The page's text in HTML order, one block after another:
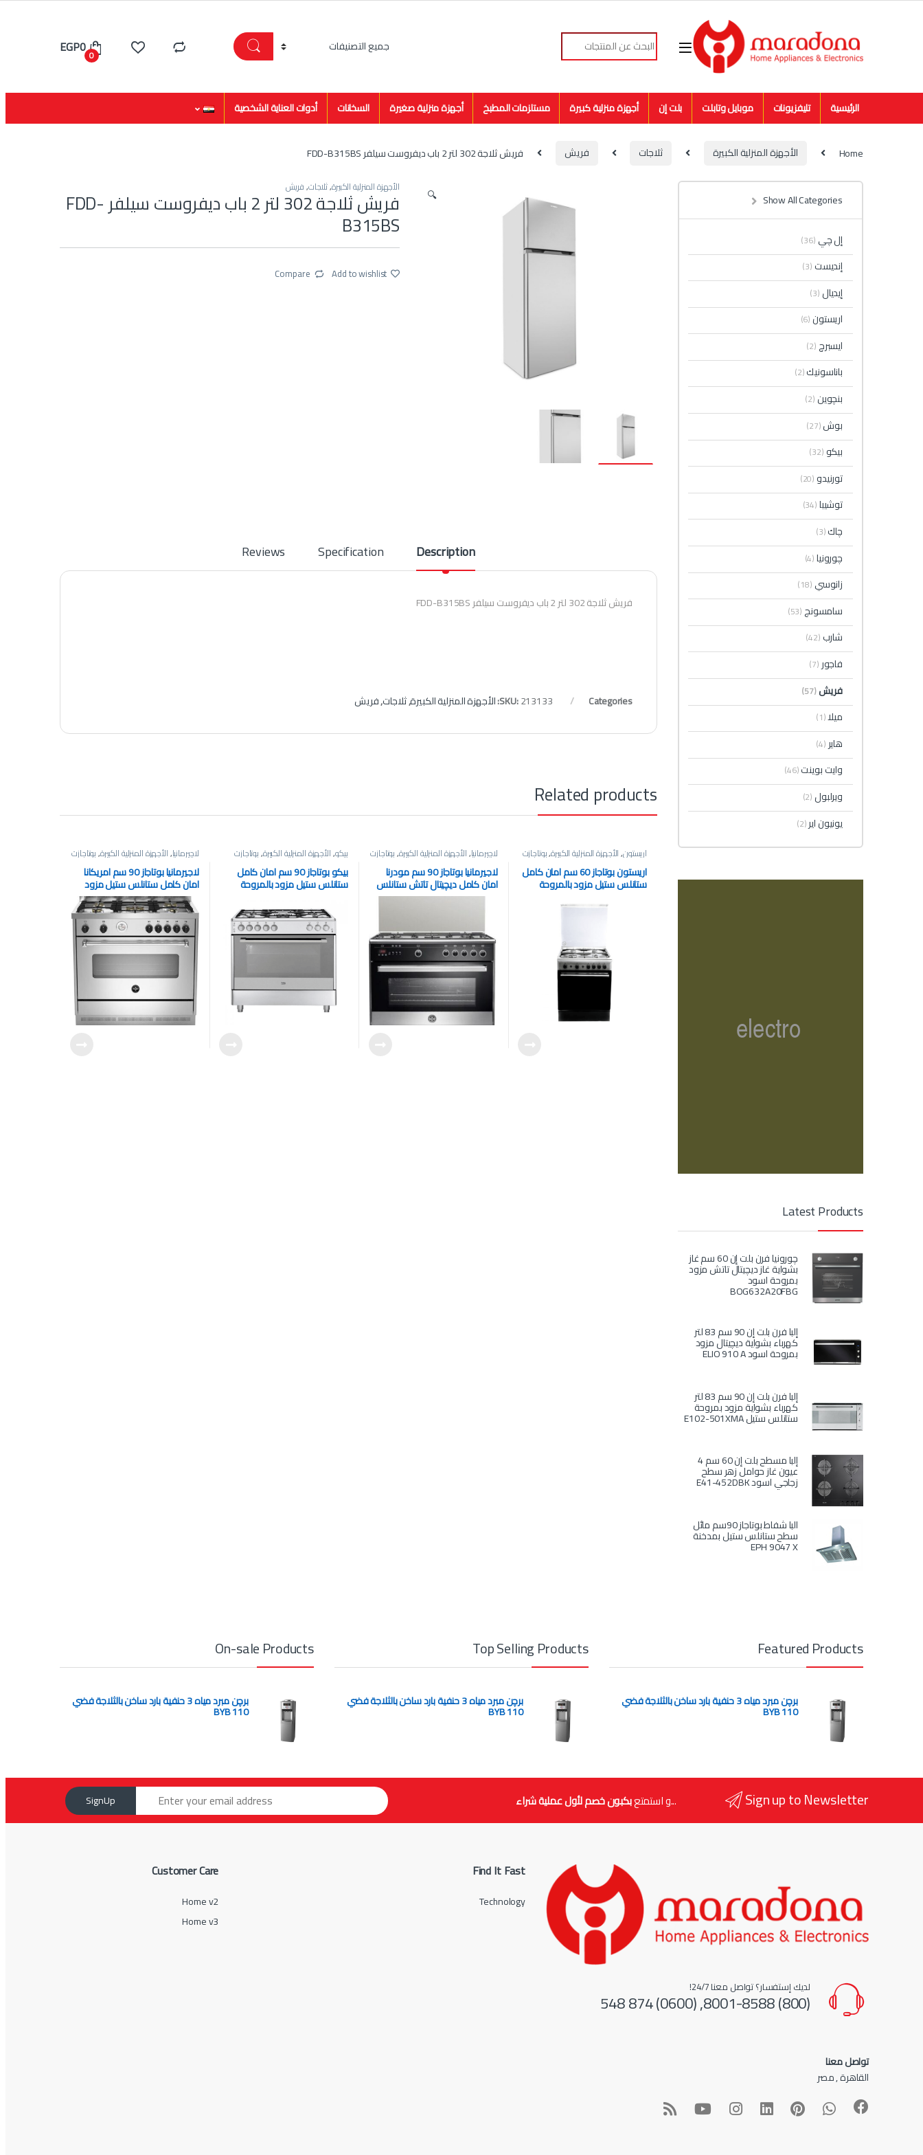
Skip to navigation
Skip to content
Search for:
0
EGP0
الرئيسية تليفزيونات موبايل وتابلت بلت إن أجهزة منزلية كبيرة مستلزمات المطبخ أجهزة منزلية صغيرة السخانات أدوات العناية الشخصية
Home الأجهزة المنزلية الكبيرة ثلاجات فريش فريش ثلاجة 302 لتر 2 باب ديفروست سيلفر FDD-B315BS
🔍 الأجهزة المنزلية الكبيرة,ثلاجات,فريش
فريش ثلاجة 302 لتر 2 باب ديفروست سيلفر FDD-
B315BS
Add to wishlist
Compare
Description
Specification
Reviews
فريش ثلاجة 302 لتر 2 باب ديفروست سيلفر FDD-B315BS
SKU:213133 Categories: الأجهزة المنزلية الكبيرة,ثلاجات,فريش
Related products
اريستون,الأجهزة المنزلية الكبيرة,بوتاجازت
اريستون بوتاجاز 60 سم امان كامل
ستانلس ستيل مزود بالمروحة
لاچيرمانيا,الأجهزة المنزلية الكبيرة,بوتاجازت
لاجيرمانيا بوتاجاز 90 سم مودرنا
امان كامل ديچيتال تاتش ستانلس
ستيل / اسود مزود بالمروحة
بيكو,الأجهزة المنزلية الكبيرة,بوتاجازت
بيكو بوتاجاز 90 سم امان كامل
ستانلس ستيل مزود بالمروحة
لاچيرمانيا,الأجهزة المنزلية الكبيرة,بوتاجازت
لاجيرمانيا بوتاجاز 90 سم امريكانا
امان كامل ستانلس ستيل مزود
بالمروحة بدون غطاء ايطالي
AMS95C81AX/1
Show All Categories
إل چي (36)
إنديست (3)
إيديال(3)
اريستون(6)
ايسبرچ (2)
باناسونيك(2)
بنچوين (2)
بوش(27)
بيكو(32)
تورنيدو(20)
توشيبا(34)
چاك(3)
چورونيا(4)
زانوسي (18)
سامسونج (53)
شارب (42)
فاجور (7)
فريش(57)
ميلا(1)
هاير (4)
وايت بوينت(46)
ويرلبول(2)
يونيون اير(2)
Latest Products
چورونيا فرن بلت إن 60 سم غاز
بشواية غاز ديچيتال تاتش مزود
بمروحة اسود
BOG632A20FBG
إلبا فرن بلت إن 90 سم 83 لتر
كهرباء بشواية ديچيتال مزود
بمروحة اسود ELIO 910 A
إلبا فرن بلت إن 90 سم 83 لتر
كهرباء بشواية مزود بمروحة
ستانلس ستيل E102-501XMA
إلبا مسطح بلت إن 60 سم 4
عيون غاز حوامل زهر سطح
زجاجي اسود E41-452DBK
البا شفاط بوتاجاز 90سم مائل
سطح ستانلس ستيل بمدخنة
EPH 9047 X
Featured Products
برچن مبرد مياه 3 حنفية بارد ساخن بالثلاجة فضي
BYB 110
Top Selling Products
برچن مبرد مياه 3 حنفية بارد ساخن بالثلاجة فضي
BYB 110
On-sale Products
برچن مبرد مياه 3 حنفية بارد ساخن بالثلاجة فضي
BYB 110
Sign up to Newsletter ...و استمتعبكبون خصم لأول عملية شراء SignUp
لديك إستفسار؟ تواصل معنا 24/7!
(800) 8001-8588, (0600) 874 548
تواصل معنا
القاهرة , مصر
Find It Fast
Technology
Customer Care
Home v2
Home v3